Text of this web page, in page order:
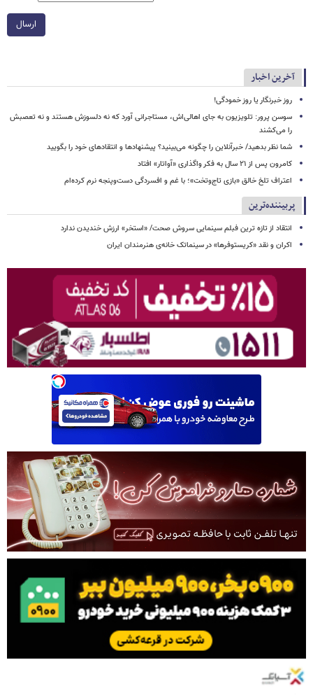
ارسال
آخرین اخبار
روز خبرنگار یا روز خمودگی!
سوسن پرور: تلویزیون به جای اهالی‌اش، مستاجرانی آورد که نه دلسوزش هستند و نه تعصبش
را می‌کشند
شما نظر بدهید/ خبرآنلاین را چگونه می‌بینید؟ پیشنهادها و انتقادهای خود را بگویید
کامرون پس از ۲۱ سال به فکر واگذاری «آواتار» افتاد
اعتراف تلخ خالق «بازی تاج‌وتخت»؛ با غم و افسردگی دست‌وپنجه نرم کرده‌ام
پربیننده‌ترین
انتقاد از تازه ترین فبلم سینمایی سروش صحت/ «استخر» ارزش خندیدن ندارد
اکران و نقد «کریستوفرها» در سینماتک خانه‌ی هنرمندان ایران